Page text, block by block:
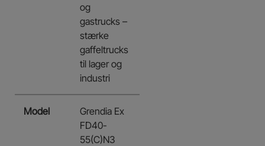
og
gastrucks –
stærke
gaffeltrucks
til lager og
industri
Model
Grendia Ex
FD40-
55(C)N3